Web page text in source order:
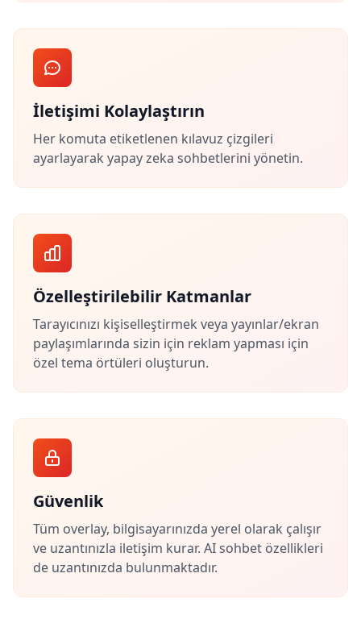
İletişimi Kolaylaştırın
Her komuta etiketlenen kılavuz çizgileri
ayarlayarak yapay zeka sohbetlerini yönetin.
Özelleştirilebilir Katmanlar
Tarayıcınızı kişiselleştirmek veya yayınlar/ekran
paylaşımlarında sizin için reklam yapması için
özel tema örtüleri oluşturun.
Güvenlik
Tüm overlay, bilgisayarınızda yerel olarak çalışır
ve uzantınızla iletişim kurar. AI sohbet özellikleri
de uzantınızda bulunmaktadır.